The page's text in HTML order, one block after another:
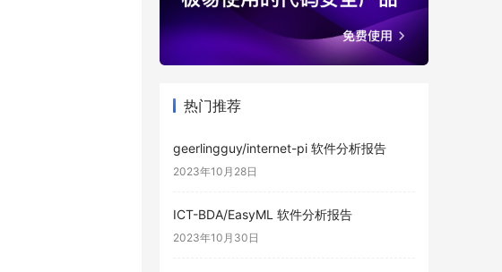
热门推荐
geerlingguy/internet-pi 软件分析报告
2023年10月28日
ICT-BDA/EasyML 软件分析报告
2023年10月30日